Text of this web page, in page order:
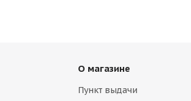
О магазине
Пункт выдачи